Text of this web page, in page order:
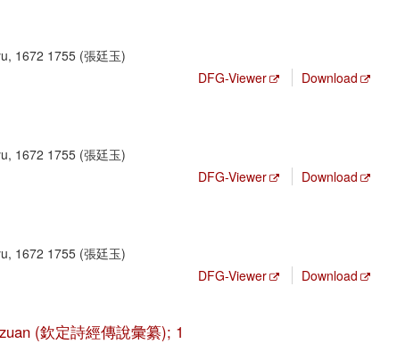
1672 1755 (張廷玉)
DFG-Viewer Download
1672 1755 (張廷玉)
DFG-Viewer Download
1672 1755 (張廷玉)
DFG-Viewer Download
(欽定詩經傳說彙纂); 1